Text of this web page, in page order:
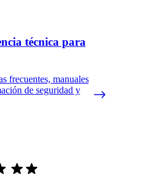
técnica para
frecuentes, manuales
de seguridad y